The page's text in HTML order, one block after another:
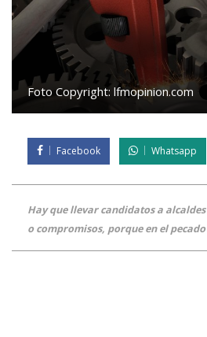
Foto Copyright: lfmopinion.com
Facebook Whatsapp
Hay que llevar candidatos a
o compromisos, porque en el